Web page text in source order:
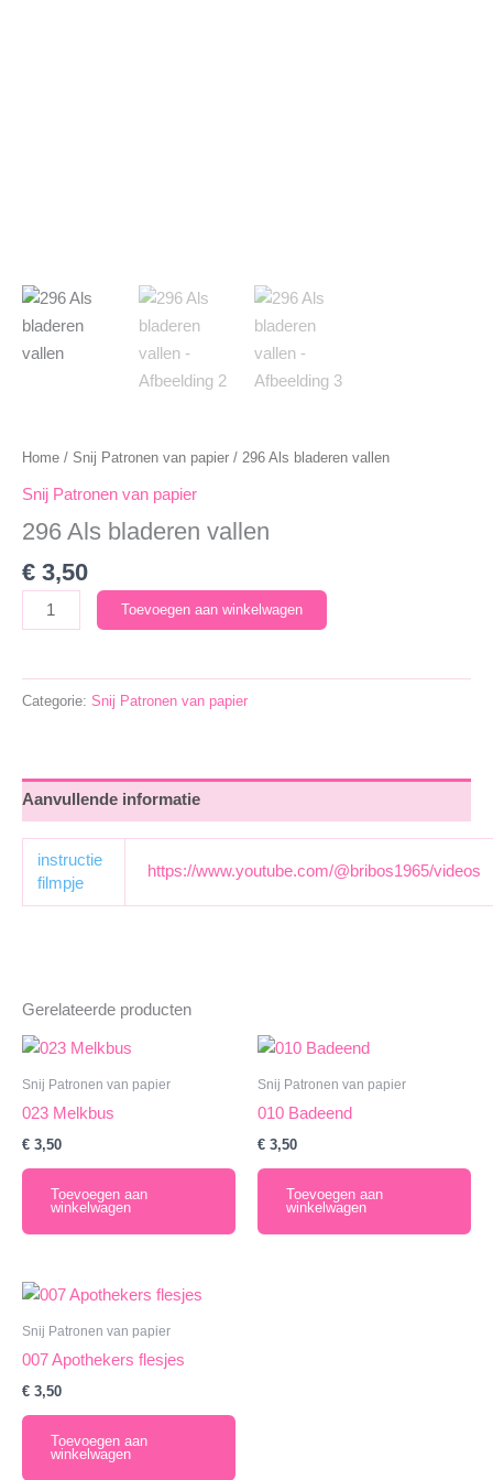
Home / Snij Patronen van papier / 296 Als bladeren vallen
Snij Patronen van papier
296 Als bladeren vallen
€ 3,50
Als
vallen
aantal
Toevoegen aan winkelwagen
Categorie: Snij Patronen van papier
Aanvullende informatie
instructie
filmpje
https://www.youtube.com/@bribos1965/videos
Gerelateerde producten
Snij Patronen van papier
023 Melkbus
€ 3,50
Toevoegen aan
winkelwagen
Snij Patronen van papier
010 Badeend
€ 3,50
Toevoegen aan
winkelwagen
Snij Patronen van papier
007 Apothekers flesjes
€ 3,50
Toevoegen aan
winkelwagen